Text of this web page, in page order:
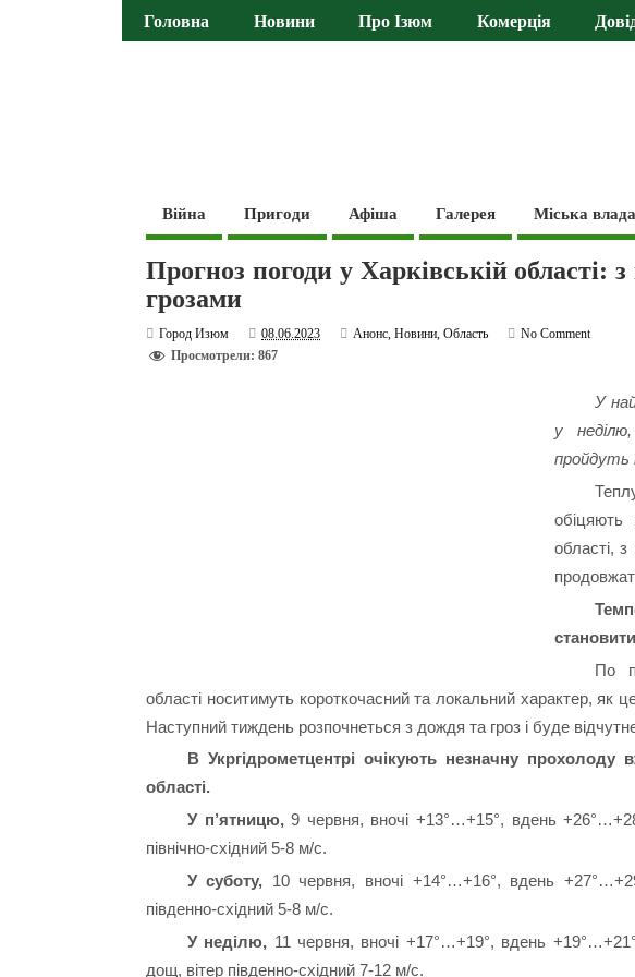
Головна Новини Про Ізюм Комерція
Війна Пригоди Афіша Галерея Міська влада
Прогноз погоди у Харківській області:
грозами
Город Изюм 08.06.2023 Анонс,Новини,Область
No Comment
Просмотрели: 867
У
у
пройдуть
обіцяють
області, з
По
області носитимуть короткочасний та локальний характер, як
Наступний тиждень розпочнеться з дождя та гроз і буде
В Укргідрометцентрі очікують незначну прохолоду
області.
У п’ятницю,9 червня, вночі +13°…+15°, вдень
північно-східний 5-8 м/с.
У суботу, 10 червня, вночі +14°…+16°, вдень
південно-східний 5-8 м/с.
У неділю, 11 червня, вночі +17°…+19°, вдень
дощ, вітер південно-східний 7-12 м/с.